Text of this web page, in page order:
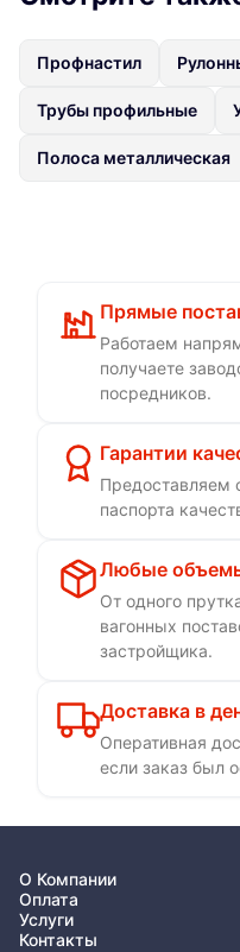
Профнастил
Трубы профильные
Полоса металлическая
Прямые
Работаем
получаете
посредников.
Гарантии
Предоставляем
паспорта
Любые
От одного
вагонных
застройщика.
Доставка в
Оперативная
если заказ был
О Компании
Оплата
Услуги
Контакты